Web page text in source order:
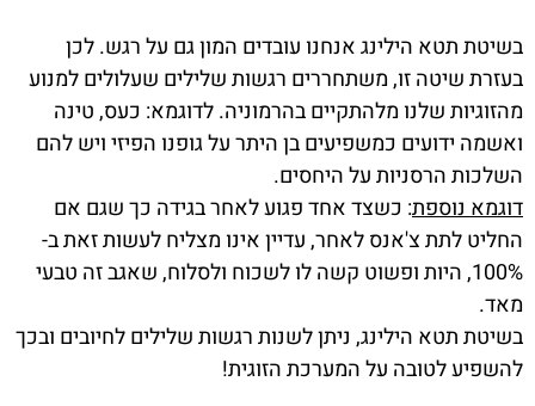
בשיטת תטא הילינג אנחנו עובדים המון גם על רגש. לכן
בעזרת שיטה זו, משתחררים רגשות שלילים שעלולים למנוע
מהזוגיות שלנו מלהתקיים בהרמוניה. לדוגמא: כעס, טינה
ואשמה ידועים כמשפיעים בן היתר על גופנו הפיזי ויש להם
השלכות הרסניות על היחסים.
דוגמא נוספת: כשצד אחד פגוע לאחר בגידה כך שגם אם
החליט לתת צ'אנס לאחר, עדיין אינו מצליח לעשות זאת ב-
100%, היות ופשוט קשה לו לשכוח ולסלוח, שאגב זה טבעי
מאד.
בשיטת תטא הילינג, ניתן לשנות רגשות שלילים לחיובים ובכך
להשפיע לטובה על המערכת הזוגית!